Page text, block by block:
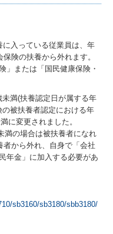
入っている従業員は、年
険の扶養から外れます。
」または「国民健康保険・
満(扶養認定日が属する年
被扶養者認定における年
に変更されました。
満の場合は被扶養者になれ
者から外れ、自身で「会社
年金」に加入する必要があ
sb3160/sb3180/sbb3180/